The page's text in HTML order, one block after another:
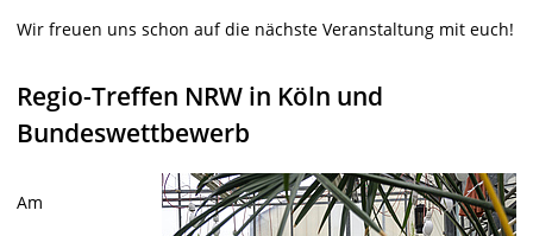
Wir freuen uns schon auf die nächste Veranstaltung mit euch!
Regio-Treffen NRW in Köln und
Bundeswettbewerb
Am